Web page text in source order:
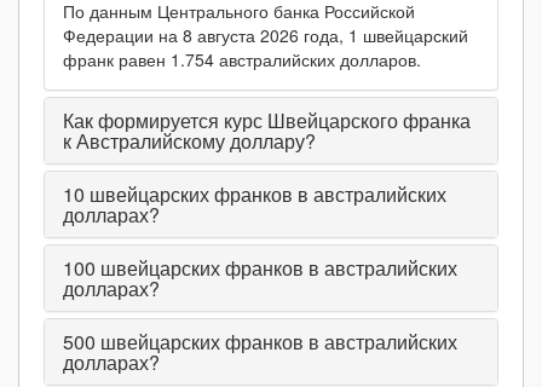
По данным Центрального банка Российской
Федерации на 8 августа 2026 года, 1 швейцарский
франк равен 1.754 австралийских долларов.
Как формируется курс Швейцарского франка
к Австралийскому доллару?
10 швейцарских франков в австралийских
долларах?
100 швейцарских франков в австралийских
долларах?
500 швейцарских франков в австралийских
долларах?